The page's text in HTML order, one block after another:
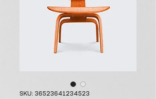
SKU: 36523641234523